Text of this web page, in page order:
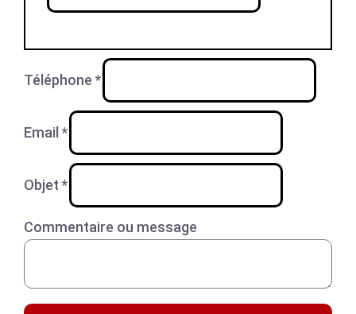
Téléphone *
Email *
Objet *
Commentaire ou message